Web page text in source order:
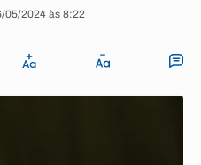
05/2024 às 8:22